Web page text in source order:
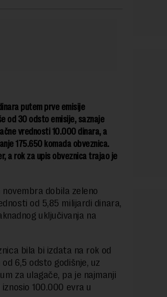
putem prve emisije
od 30 odsto emisije, saznaje
vrednosti 10.000 dinara, a
175.650 komada obveznica.
a rok za upis obveznica trajao je
novembra dobila zeleno
od 5,85 milijardi dinara,
uključivanja na
bila bi izdata na rok od
6,5 odsto godišnje, uz
za ulagače, pa je najmanji
100.000 evra u